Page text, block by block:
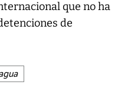
que no ha
de